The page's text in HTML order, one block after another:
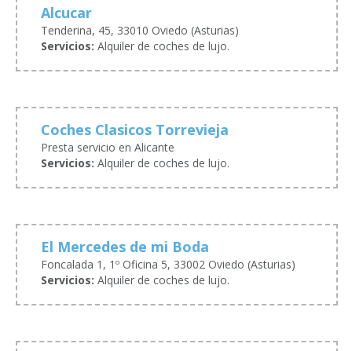
Alcucar
Tenderina, 45, 33010 Oviedo (Asturias)
Servicios: Alquiler de coches de lujo.
Coches Clasicos Torrevieja
Presta servicio en Alicante
Servicios: Alquiler de coches de lujo.
El Mercedes de mi Boda
Foncalada 1, 1º Oficina 5, 33002 Oviedo (Asturias)
Servicios: Alquiler de coches de lujo.